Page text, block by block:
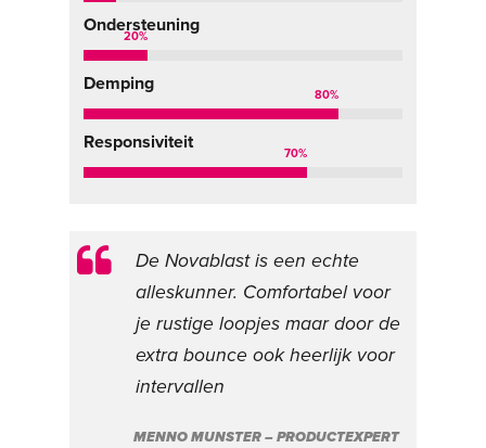
Ondersteuning
20%
Demping
80%
Responsiviteit
70%
De Novablast is een echte
alleskunner. Comfortabel voor
je rustige loopjes maar door de
extra bounce ook heerlijk voor
intervallen
MENNO MUNSTER – PRODUCTEXPERT